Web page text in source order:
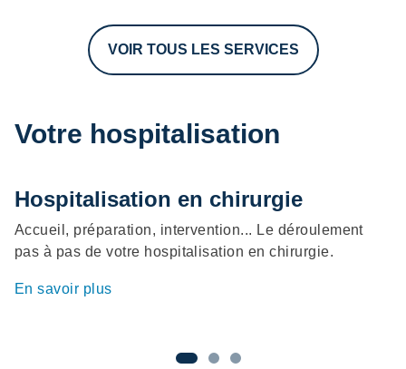
VOIR TOUS LES SERVICES
Votre hospitalisation
Hospitalisation en chirurgie
Accueil, préparation, intervention... Le déroulement
pas à pas de votre hospitalisation en chirurgie.
En savoir plus